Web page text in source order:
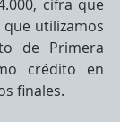
cifra que
utilizamos
de Primera
crédito en
finales.